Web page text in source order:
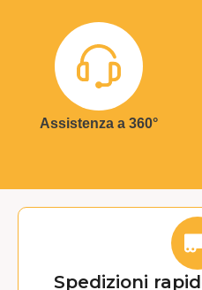
Assistenza a 360°
Spedizioni